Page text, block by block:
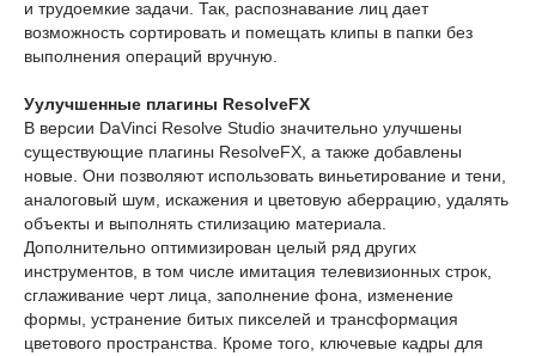
и трудоемкие задачи. Так, распознавание лиц дает
возможность сортировать и помещать клипы в папки без
выполнения операций вручную.
Уулучшенные плагины ResolveFX
В версии DaVinci Resolve Studio значительно улучшены
существующие плагины ResolveFX, а также добавлены
новые. Они позволяют использовать виньетирование и тени,
аналоговый шум, искажения и цветовую аберрацию, удалять
объекты и выполнять стилизацию материала.
Дополнительно оптимизирован целый ряд других
инструментов, в том числе имитация телевизионных строк,
сглаживание черт лица, заполнение фона, изменение
формы, устранение битых пикселей и трансформация
цветового пространства. Кроме того, ключевые кадры для